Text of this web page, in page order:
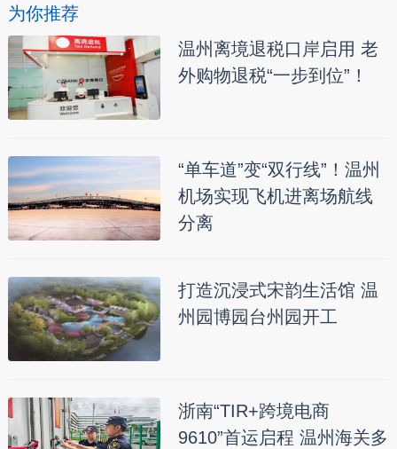
为你推荐
温州离境退税口岸启用 老
外购物退税“一步到位”！
“单车道”变“双行线”！温州
机场实现飞机进离场航线
分离
打造沉浸式宋韵生活馆 温
州园博园台州园开工
浙南“TIR+跨境电商
9610”首运启程 温州海关多